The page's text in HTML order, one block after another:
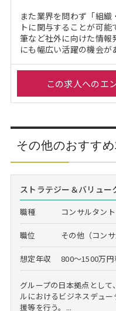
また業界を問わず「組
トに関与することが可
筆など社外に向けた情報
にも幅広い活躍の機会が
この求人へのエ
その他のおすす
ストラテジー＆バリュー
職種 コンサルタント
職位 その他（コン
想定年収 800～1500万
グループの日本拠点とし
ルにおけるビジネスデュ
援等を行う。...